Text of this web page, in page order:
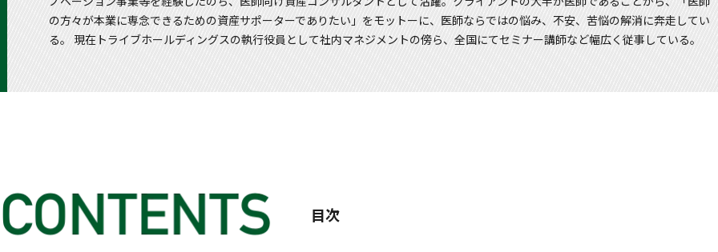
の方々が本業に専念できるための資産サポーターでありたい」をモットーに、医師ならではの悩み、不安、苦悩の解消に奔走してい
る。 現在トライブホールディングスの執行役員として社内マネジメントの傍ら、全国にてセミナー講師など幅広く従事している。
目次